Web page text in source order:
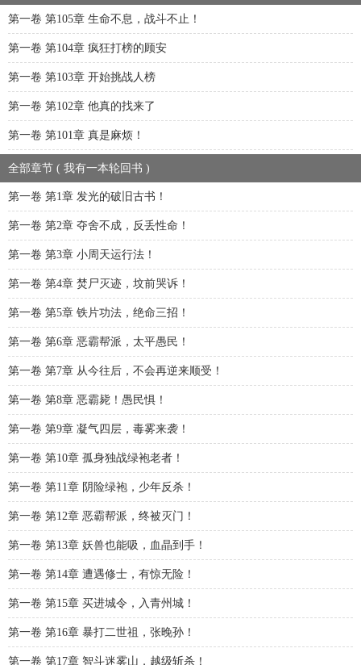
第一卷 第105章 生命不息，战斗不止！
第一卷 第104章 疯狂打榜的顾安
第一卷 第103章 开始挑战人榜
第一卷 第102章 他真的找来了
第一卷 第101章 真是麻烦！
全部章节 ( 我有一本轮回书 )
第一卷 第1章 发光的破旧古书！
第一卷 第2章 夺舍不成，反丢性命！
第一卷 第3章 小周天运行法！
第一卷 第4章 焚尸灭迹，坟前哭诉！
第一卷 第5章 铁片功法，绝命三招！
第一卷 第6章 恶霸帮派，太平愚民！
第一卷 第7章 从今往后，不会再逆来顺受！
第一卷 第8章 恶霸毙！愚民惧！
第一卷 第9章 凝气四层，毒雾来袭！
第一卷 第10章 孤身独战绿袍老者！
第一卷 第11章 阴险绿袍，少年反杀！
第一卷 第12章 恶霸帮派，终被灭门！
第一卷 第13章 妖兽也能吸，血晶到手！
第一卷 第14章 遭遇修士，有惊无险！
第一卷 第15章 买进城令，入青州城！
第一卷 第16章 暴打二世祖，张晚孙！
第一卷 第17章 智斗迷雾山，越级斩杀！